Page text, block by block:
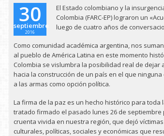
30
septiembre
2016
El Estado colombiano y la
Colombia (FARC-EP) lograron un
luego de cuatro años de
Como comunidad académica argentina, nos
al pueblo de América Latina en este momento
Colombia se vislumbra la posibilidad real de
hacia la construcción de un país en el que
a las armas como opción política.
La firma de la paz es un hecho histórico para
tratado firmado el pasado lunes 26 de
cruenta vivida en nuestra región, que dejó
culturales, políticas, sociales y económicas que